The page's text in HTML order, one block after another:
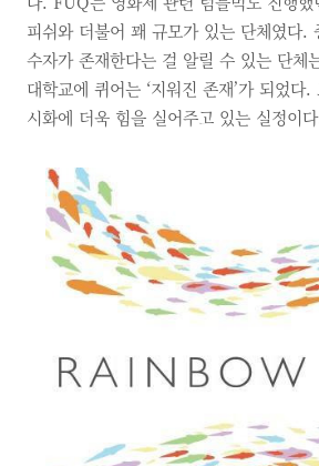
피쉬와 더불어 꽤 규모가 있는 단체였다.
수자가 존재한다는 걸 알릴 수 있는 단체
대학교에 퀴어는 ‘지워진 존재’가 되었다
시화에 더욱 힘을 실어주고 있는 실정이